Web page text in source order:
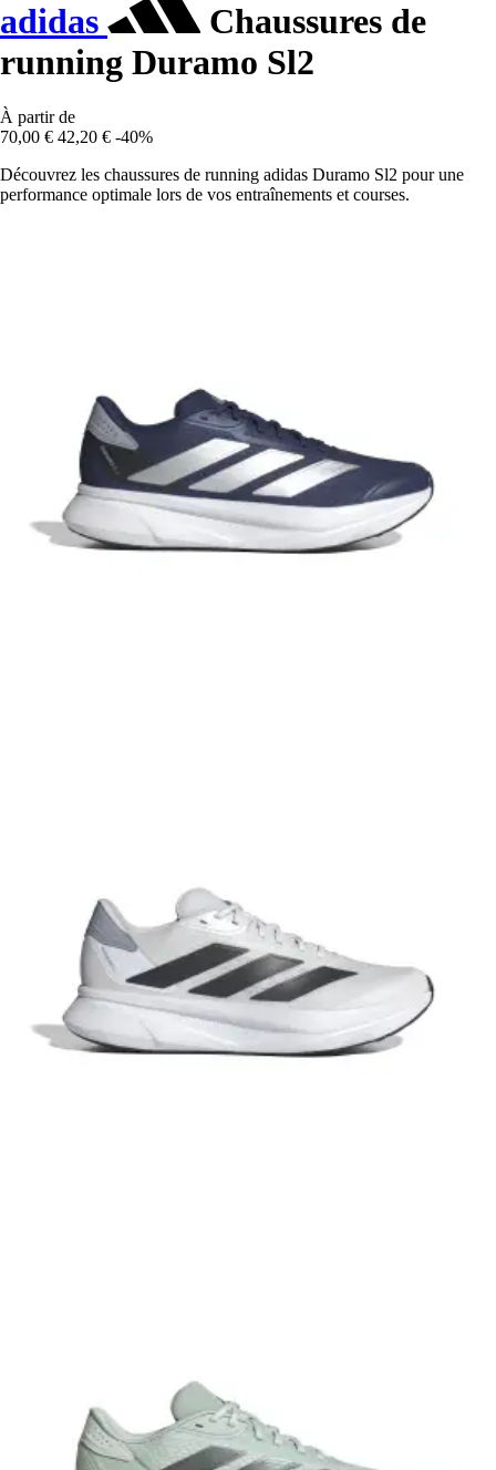
adidas
Chaussures de
running Duramo Sl2
À partir de
70,00 € 42,20 € -40%
Découvrez les chaussures de running adidas Duramo Sl2 pour une
performance optimale lors de vos entraînements et courses.